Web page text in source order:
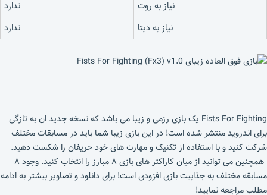
نیاز به روت
ندارد
نیاز به دیتا
ندارد
Fists For Fighting یک بازی رزمی و زیبا می باشد که نسخه جدید ان به تازگی
برای اندروید منتشر شده است! در این بازی زیبا شما باید در مسابقات مختلف
شرکت کنید و با استفاده از تکنیک و مهارت های خود حریفان را شکست دهید.
همچنین می توانید از میان کاراکتر های بازی ۸ مبارز را انتخاب کنید. وجود ۸
مسابقه مختلف به جذابیت بازی افزودی است! برای دانلود و تصاویر بیشتر به ادامه
مطلب مراجعه نمایید!